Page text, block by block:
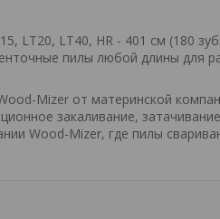
LT20, LT40, HR - 401 см (180
пилы любой длины для
Mizer от материнской
закаливание,
Wood-Mizer, где пилы